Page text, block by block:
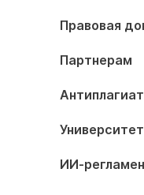
Правовая
Партнерам
ИИ-